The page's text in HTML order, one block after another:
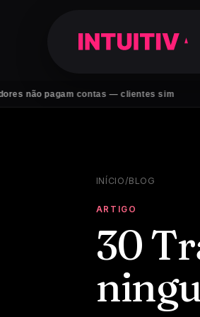
pagam contas — clientes sim
INÍCIO/BLOG
ARTIGO
30